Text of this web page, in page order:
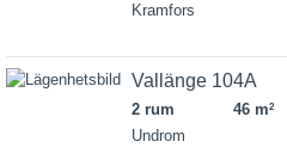
Kramfors
Vallänge 104A
2 rum 46 m2
Undrom